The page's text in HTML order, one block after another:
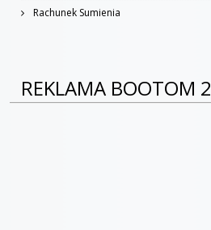
Rachunek Sumienia
REKLAMA BOOTOM 2